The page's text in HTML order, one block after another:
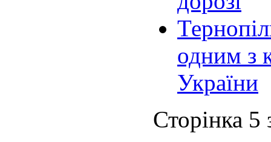
одним з
України
Сторінка 5